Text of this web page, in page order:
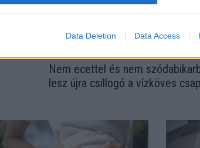
Data Deletion Data Access
Nem ecettel és nem
lesz újra csillogó a vízköves csap